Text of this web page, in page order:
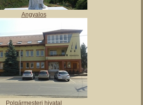
Vajai Ős-tó